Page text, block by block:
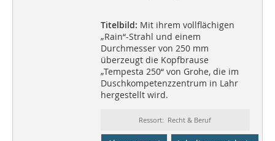
Titelbild: Mit ihrem vollflächigen
„Rain“-Strahl und einem
Durchmesser von 250 mm
überzeugt die Kopfbrause
„Tempesta 250“ von Grohe, die im
Duschkompetenzzentrum in Lahr
hergestellt wird.
Ressort: Recht & Beruf